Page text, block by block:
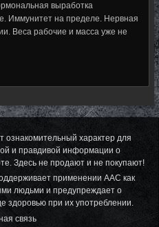
выработка
Иммунитет на пределе. Нервная
Веса рабочие и масса уже не
характер для
и правдивой информации о
Здесь не продают и не покупают!
применении ААС как
людьми и предупреждает о
здоровью при их употреблении.
связь